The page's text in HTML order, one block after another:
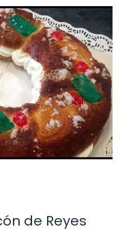
de Reyes